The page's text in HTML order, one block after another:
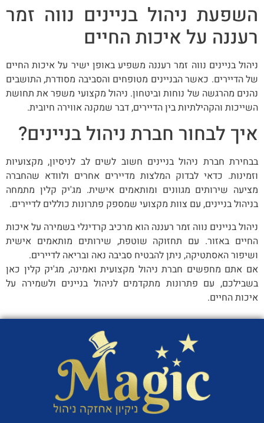
השפעת ניהול בניינים נווה זמר
רעננה על איכות החיים
ניהול בניינים נווה זמר רעננה משפיע באופן ישיר על איכות החיים
של הדיירים. כאשר הבניינים מטופחים והסביבה מסודרת, התושבים
נהנים מהרגשה של נוחות וביטחון. ניהול מקצועי משפר את תחושת
השייכות והקהילתיות בין הדיירים, דבר שמקנה אווירה חיובית.
איך לבחור חברת ניהול בניינים?
בבחירת חברת ניהול בניינים חשוב לשים לב לניסיון, מקצועיות
וזמינות. כדאי לבדוק המלצות מדיירים אחרים ולוודא שהחברה
מציעה שירותים מגוונים ומותאמים אישית. מג'יק קלין מתמחה
בניהול בניינים, עם צוות מקצועי שמספק פתרונות כוללים לדיירים.
ניהול בניינים נווה זמר רעננה הוא מרכיב קרדינלי בשמירה על איכות
החיים באזור. עם תחזוקה שוטפת, שירותים מותאמים אישית
ושיפור האסתטיקה, ניתן להבטיח סביבה נאה ובריאה לדיירים.
אם אתם מחפשים חברת ניהול מקצועית ואמינה, מג'יק קלין כאן
בשבילכם, עם פתרונות מתקדמים לניהול בניינים ולשמירה על
איכות החיים.